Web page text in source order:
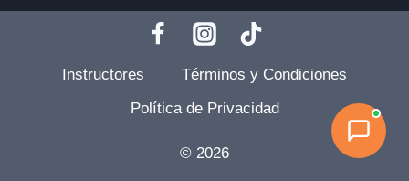
Instructores
Términos y Condiciones
Política de Privacidad
© 2026